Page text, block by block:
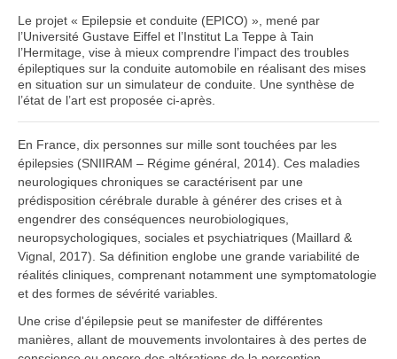
Le projet « Epilepsie et conduite (EPICO) », mené par
l’Université Gustave Eiffel et l’Institut La Teppe à Tain
l’Hermitage, vise à mieux comprendre l’impact des troubles
épileptiques sur la conduite automobile en réalisant des mises
en situation sur un simulateur de conduite. Une synthèse de
l’état de l’art est proposée ci-après.
En France, dix personnes sur mille sont touchées par les
épilepsies (SNIIRAM – Régime général, 2014). Ces maladies
neurologiques chroniques se caractérisent par une
prédisposition cérébrale durable à générer des crises et à
engendrer des conséquences neurobiologiques,
neuropsychologiques, sociales et psychiatriques (Maillard &
Vignal, 2017). Sa définition englobe une grande variabilité de
réalités cliniques, comprenant notamment une symptomatologie
et des formes de sévérité variables.
Une crise d'épilepsie peut se manifester de différentes
manières, allant de mouvements involontaires à des pertes de